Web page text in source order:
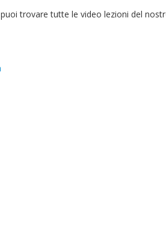
trovare tutte le video lezioni del